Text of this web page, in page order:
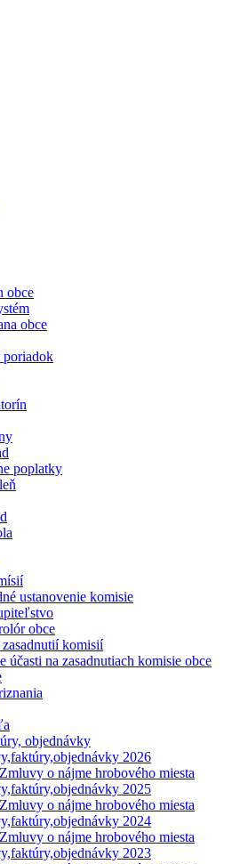
obce
obce
poriadok
poplatky
ustanovenie komisie
obce
komisií
účasti na zasadnutiach komisie obce
objednávky
2026
Zmluvy o nájme hrobového miesta
2025
Zmluvy o nájme hrobového miesta
2024
Zmluvy o nájme hrobového miesta
2023